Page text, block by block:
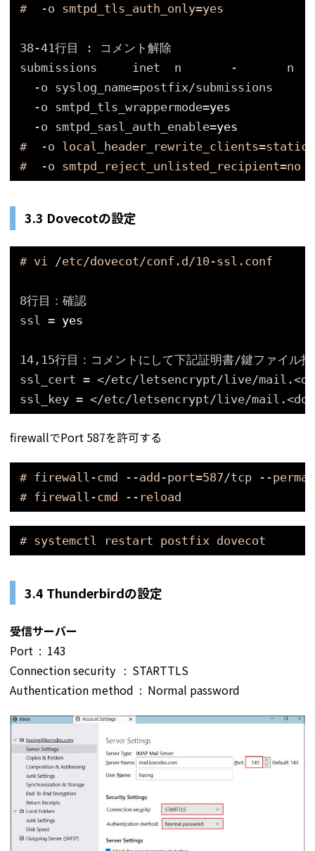
#  -o smtpd_tls_auth_only=yes
38-41行目 : コメント解除
submissions     inet  n       -       n
-o syslog_name=postfix/submissions
-o smtpd_tls_wrappermode=yes
-o smtpd_sasl_auth_enable=yes
#  -o
#  -o smtpd_reject_unlisted_recipient=no
3.3 Dovecotの設定
# vi /etc/dovecot/conf.d/10-ssl.conf
8行目：確認
ssl = yes
14,15行目：コメントにして下記証明書/鍵ファイル
ssl_cert = </etc/letsencrypt/live/mail
ssl_key = </etc/letsencrypt/live/mail
firewallでPort 587を許可する
# firewall-cmd --add-port=587/tcp --
# firewall-cmd --reload
# systemctl restart postfix dovecot
3.4 Thunderbirdの設定
受信サーバー
Port : 143
Connection security : STARTTLS
Authentication method : Normal password